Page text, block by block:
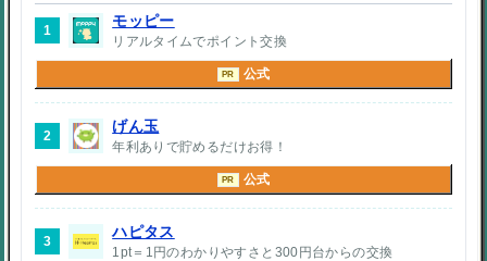
1
モッピー
リアルタイムでポイント交換
PR 公式
2
げん玉
年利ありで貯めるだけお得！
PR 公式
3
ハピタス
1pt＝1円のわかりやすさと300円台からの交換